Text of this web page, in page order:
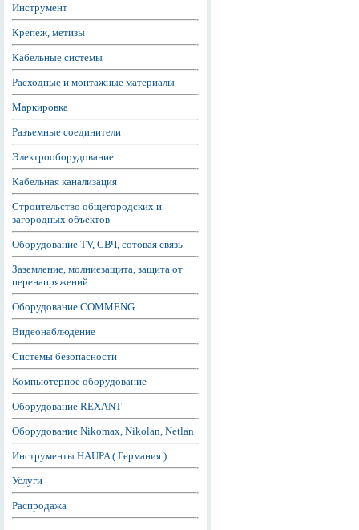
Инструмент
Крепеж, метизы
Кабельные системы
Расходные и монтажные материалы
Маркировка
Разъемные соединители
Электрооборудование
Кабельная канализация
Строительство общегородских и
загородных объектов
Оборудование TV, СВЧ, сотовая связь
Заземление, молниезащита, защита от
перенапряжений
Оборудование COMMENG
Видеонаблюдение
Системы безопасности
Компьютерное оборудование
Оборудование REXANT
Оборудование Nikomax, Nikolan, Netlan
Инструменты HAUPA ( Германия )
Услуги
Распродажа